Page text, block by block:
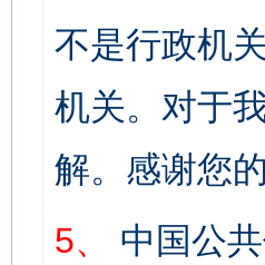
不是行政机
机关。对于
解。感谢您
5、
中国公